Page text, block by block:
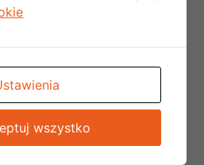
OBSŁUGA
a także otwartość na
nasz zespół na tle
wszystko